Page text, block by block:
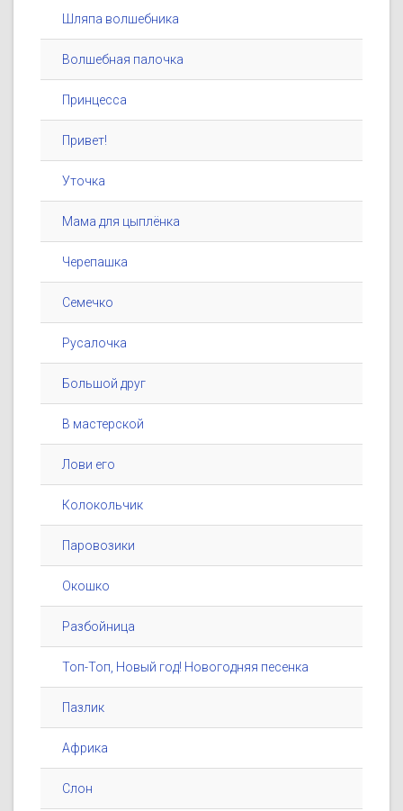
Шляпа волшебника
Волшебная палочка
Принцесса
Привет!
Уточка
Мама для цыплёнка
Черепашка
Семечко
Русалочка
Большой друг
В мастерской
Лови его
Колокольчик
Паровозики
Окошко
Разбойница
Топ-Топ, Новый год! Новогодняя песенка
Пазлик
Африка
Слон